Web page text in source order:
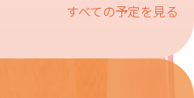
すべての予定を見る